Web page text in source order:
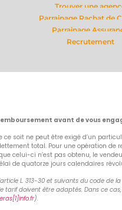
Trouver une
Parrainage Rachat de
Parrainage
Recrutement
avant de vous
soit ne peut être exigé d’un
total. Pour une opération
celui-ci n’est pas obtenu, le
quatorze jours calendaires
L. 313-30 et suivants du code
doivent être adaptés. Dans ce
).